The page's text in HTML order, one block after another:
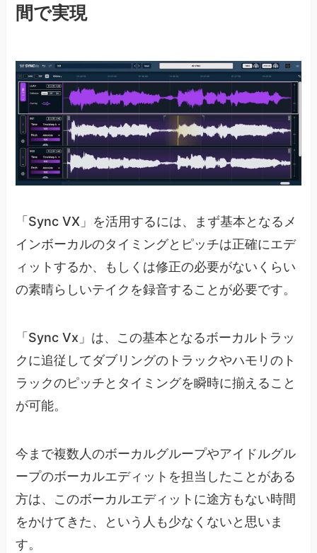
間で実現
「Sync VX」を活用するには、まず基本となるメ
インボーカルのタイミングとピッチは正確にエデ
ィットするか、もしくは修正の必要がないくらい
の素晴らしいテイクを録音することが必要です。
「Sync Vx」は、この基本となるボーカルトラッ
クに追従してダブリングのトラックやハモリのト
ラックのピッチとタイミングを瞬時に揃えること
が可能。
今まで複数人のボーカルグループやアイドルグル
ープのボーカルエディットを担当したことがある
方は、このボーカルエディットに途方もない時間
をかけてきた、という人も少なくないと思いま
す。